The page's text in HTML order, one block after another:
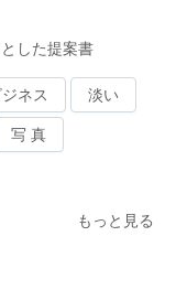
した提案書
ジネス 淡い
写 真
もっと見る